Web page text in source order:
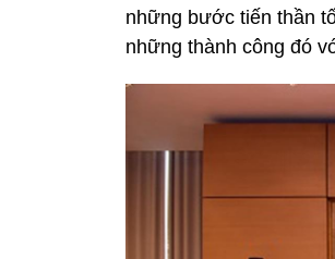
những bước tiến thần
những thành công đó